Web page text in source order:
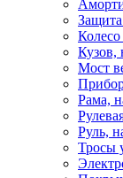
Защита
Колесо
Кузов,
Мост
Рама,
Руль,
Тросы